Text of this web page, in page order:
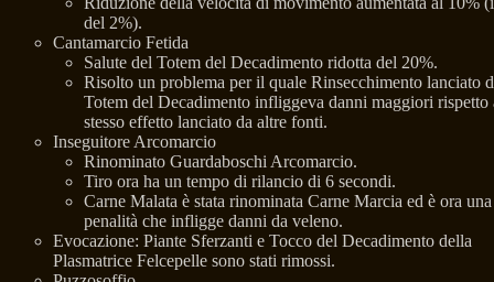
del 2%).
Cantamarcio Fetida
Salute del Totem del Decadimento ridotta del 20%.
Risolto un problema per il quale Rinsecchimento lanciato
Totem del Decadimento infliggeva danni maggiori rispetto
stesso effetto lanciato da altre fonti.
Inseguitore Arcomarcio
Rinominato Guardaboschi Arcomarcio.
Tiro ora ha un tempo di rilancio di 6 secondi.
Carne Malata è stata rinominata Carne Marcia ed è ora una
penalità che infligge danni da veleno.
Evocazione: Piante Sferzanti e Tocco del Decadimento della
Plasmatrice Felcepelle sono stati rimossi.